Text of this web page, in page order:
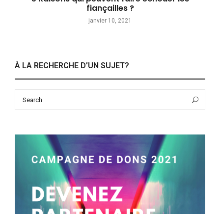
fiançailles ?
janvier 10, 2021
À LA RECHERCHE D’UN SUJET?